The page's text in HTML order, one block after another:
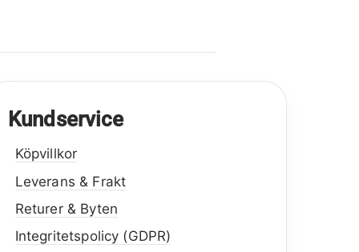
Kundservice
Köpvillkor
Leverans & Frakt
Returer & Byten
Integritetspolicy (GDPR)